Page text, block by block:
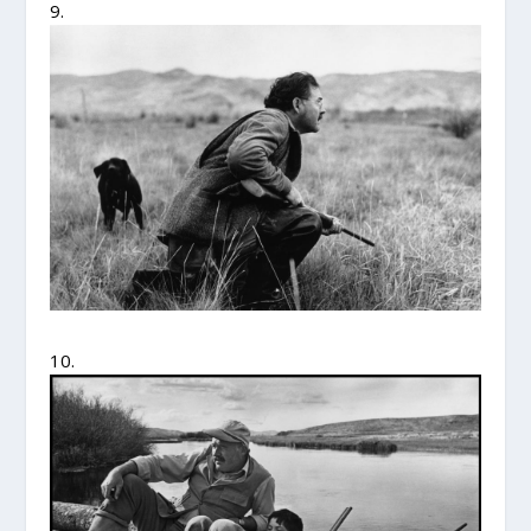
9.
10.